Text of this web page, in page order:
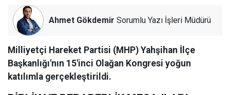
Ahmet Gökdemir Sorumlu Yazı İşleri Müdürü
Milliyetçi Hareket Partisi (MHP) Yahşihan İlçe
Başkanlığı'nın 15'inci Olağan Kongresi yoğun
katılımla gerçekleştirildi.